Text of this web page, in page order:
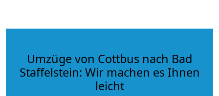
Umzüge von Cottbus nach Bad
Staffelstein: Wir machen es Ihnen
leicht